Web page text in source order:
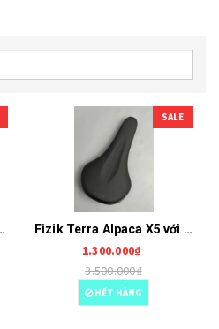
Ki:um Y0013
SALE
Fizik Terra Alpaca X5 với gọng/Rail Mobius Y0012
1.300.000₫
3.500.000₫
HẾT HÀNG